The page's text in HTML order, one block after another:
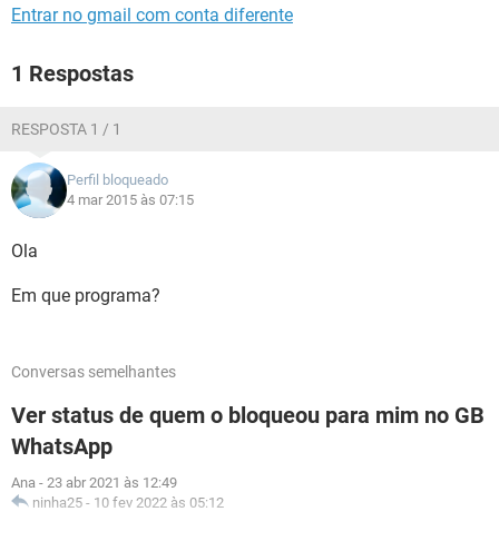
Entrar no gmail com conta diferente
1 Respostas
RESPOSTA 1 / 1
Perfil bloqueado
4 mar 2015 às 07:15
Ola
Em que programa?
Conversas semelhantes
Ver status de quem o bloqueou para mim no GB
WhatsApp
Ana - 23 abr 2021 às 12:49
ninha25 - 10 fev 2022 às 05:12